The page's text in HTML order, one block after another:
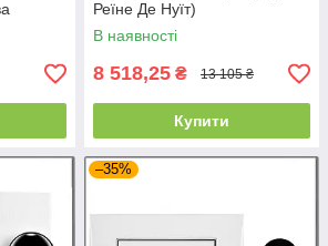
Реїне Де Нуїт)
В наявності
8 518,25 ₴ 13 105 ₴
Купити
–35%